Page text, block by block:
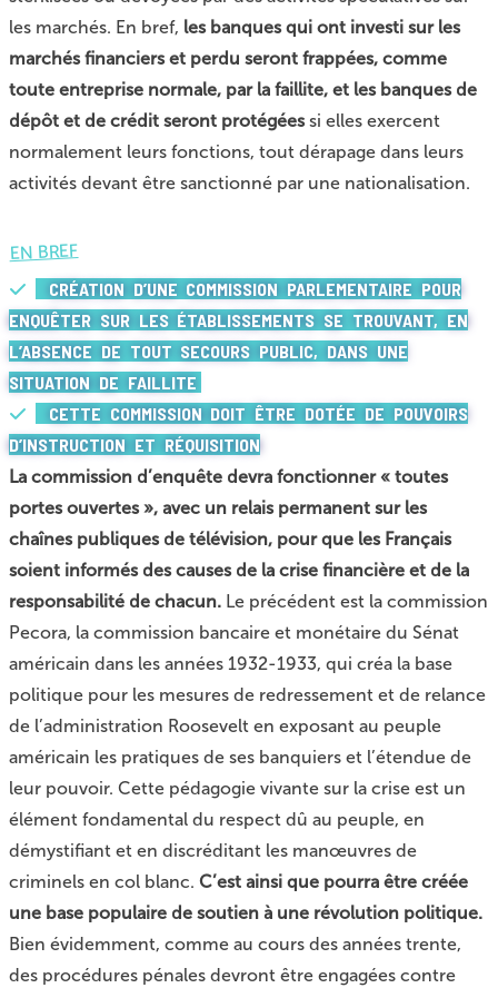
les marchés. En bref, les banques qui ont investi sur les
marchésfinanciers et perdu seront frappées, comme
toute entreprise normale, par la faillite, et les banques de
dépôt et de crédit seront protégéessi elles exercent
normalement leurs fonctions, tout dérapage dans leurs
activités devant être sanctionné par une nationalisation.
EN BREF
CRÉATION D’UNE COMMISSION PARLEMENTAIRE POUR
ENQUÊTER SUR LES ÉTABLISSEMENTS SE TROUVANT, EN
L’ABSENCE DE TOUT SECOURS PUBLIC, DANS UNE
SITUATION DE FAILLITE
CETTE COMMISSION DOIT ÊTRE DOTÉE DE POUVOIRS
D’INSTRUCTION ET RÉQUISITION
La commission d’enquête devra fonctionner « toutes
portes ouvertes », avec un relais permanent sur les
chaînes publiques de télévision, pour que les Français
soient informés des causes de la crise financière et de la
responsabilité de chacun. Le précédent est la commission
Pecora, la commission bancaire et monétaire du Sénat
américain dans les années 1932-1933, qui créa la base
politique pour les mesures de redressement et de relance
de l’administration Roosevelt en exposant au peuple
américain les pratiques de ses banquiers et l’étendue de
leur pouvoir. Cette pédagogie vivante sur la crise est un
élément fondamental du respect dû au peuple, en
démystifiant et en discréditant les manœuvres de
criminels en col blanc. C’est ainsi que pourra être créée
une base populaire de soutien à une révolution politique.
Bien évidemment, comme au cours des années trente,
des procédures pénales devront être engagées contre